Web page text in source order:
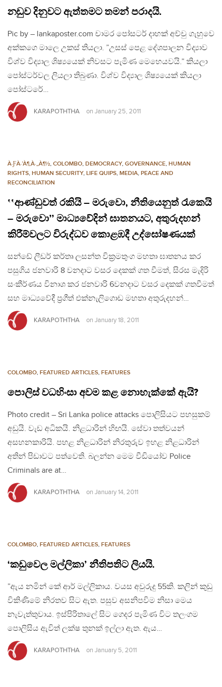
නඩුව දිනුවට ඇත්තමට තමන් පරාදයි.
Pic by – lankaposter.com චාමර පෝසටර් දාහක් අච්චු ගැහුවෙ
අක්කගෙ මාලෙ උකස් තියලා. ”උසස් පෙළ දේශපාලන විද්‍යාව
විශ්ව විද්‍යාල ශිෂ්‍යයෙක් නිවසට පැමිණ මෙහෙයවයි.” කියලා
පෝස්ටර්වල ලියලා තිබුණා. විශ්ව විද්‍යාල ශිෂ්‍යයෙක් කියලා
පෝස්ටරේ…
KARAPOTHTHA on January 25, 2011
À·ƑÀ·’À¶‚À·„À¶½, COLOMBO, DEMOCRACY, GOVERNANCE, HUMAN
RIGHTS, HUMAN SECURITY, LIFE QUIPS, MEDIA, PEACE AND
RECONCILIATION
‛‛ආණ්ඩුවත් රකියි – මරුවො, නීතියෙනුත් රැකෙයි
– මරුවො’’ මාධ්‍යවේදින් ඝාතනයට, අතුරුදහන්
කිරීම්වලට විරුද්ධව කොළඹදී උද්ඝෝෂණයක්
සන්ඩේ ලීඩර් කර්තෘ ලසන්ත වික්‍රමතුංග මහතා ඝාතනය කර
පසුගිය ජනවාරි 8 වනදාට වසර දෙකක් ගත වීමත්, සිරස මැදිරි
සංකීර්ණය විනාශ කර ජනවාරි 6වනදාට වසර දෙකක් ගතවීමත්
සහ මාධ්‍යවේදී ප්‍රගීත් එක්නැලිගොඩ මහතා අතුරුදහන්…
KARAPOTHTHA on January 18, 2011
COLOMBO, FEATURED ARTICLES, FEATURES
පොලිස් වධහිංසා අවම කළ නොහැක්කේ ඇයි?
Photo credit – Sri Lanka police attacks පොලිසියට පහසුකම්
අඩුයි. වැඩ අධිකයි. නිළධාරින් හිඟයි. සේවා තත්වයන්
අසහනකාරියි. පහළ නිළධාරින් නිරතුරුව ඉහළ නිළධාරින්
අතින් පිඩාවට පත්වෙති. බලන්න මෙම වීඩියෝව Police
Criminals are at…
KARAPOTHTHA on January 14, 2011
COLOMBO, FEATURED ARTICLES, FEATURES
‘කඩුවෙල මල්ලිකා’ නීතිපතිට ලියයි.
”ඇය නමින් කේ ආර් මල්ලිකාය. වයස අවුරුදු 55කි. කලින් කුඩු
විකිණිමේ නිරතව සිට ඇත. පසුව අසනිපවිම නිසා මෙය
නැවැත්තුවාය. ඉස්පිරිතාලේ සිට ගෙදර පැමිණ විට තලංගම
පොලිසිය ඇවිත් ලක්ෂ තුනක් ඉල්ලා ඇත. ඇය…
KARAPOTHTHA on January 5, 2011